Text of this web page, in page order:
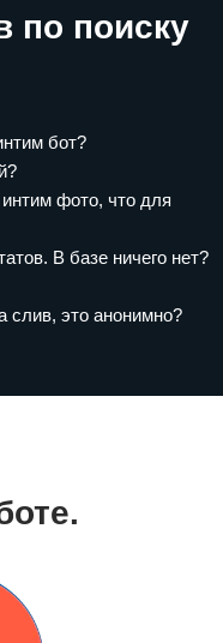
по поиску
бот?
фото, что для
В базе ничего нет?
слив, это анонимно?